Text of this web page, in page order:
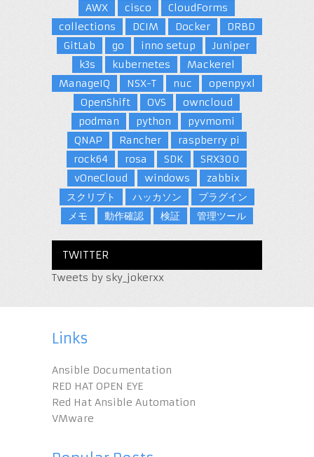
AWX
cisco
CloudForms
collections
DCIM Docker
DRBD
GitLab
go inno setup
Juniper
k3s
kubernetes
Mackerel
ManageIQ
NSX-T nuc
openpyxl
OpenShift
OVS
owncloud
podman
python
pyvmomi
QNAP
Rancher
raspberry pi
rock64
rosa SDK
SRX300
vOneCloud
windows
zabbix
スクリプト
ハッカソン
プラグイン
メモ
動作確認 検証 管理ツール
TWITTER
Tweets by sky_jokerxx
Links
Ansible Documentation
RED HAT OPEN EYE
Red Hat Ansible Automation
VMware